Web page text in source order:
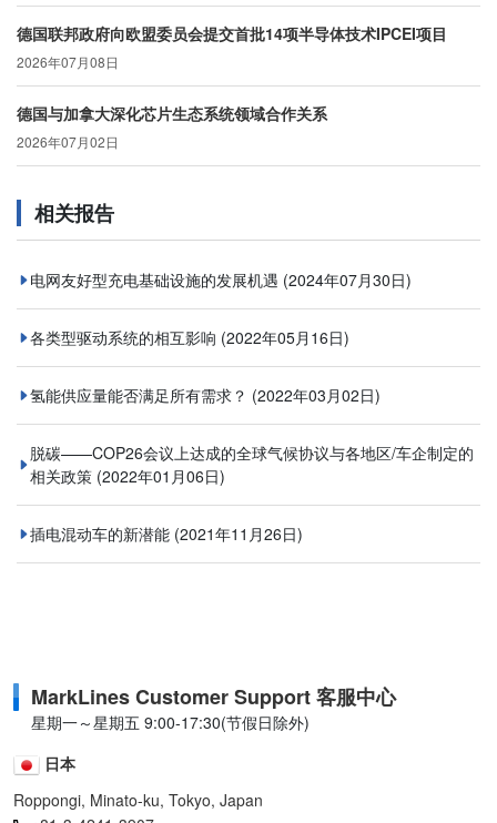
德国联邦政府向欧盟委员会提交首批14项半导体技术IPCEI项目
2026年07月08日
德国与加拿大深化芯片生态系统领域合作关系
2026年07月02日
相关报告
电网友好型充电基础设施的发展机遇 (2024年07月30日)
各类型驱动系统的相互影响 (2022年05月16日)
氢能供应量能否满足所有需求？ (2022年03月02日)
脱碳——COP26会议上达成的全球气候协议与各地区/车企制定的
相关政策 (2022年01月06日)
插电混动车的新潜能 (2021年11月26日)
MarkLines Customer Support 客服中心
星期一～星期五 9:00-17:30(节假日除外)
日本
Roppongi, Minato-ku, Tokyo, Japan